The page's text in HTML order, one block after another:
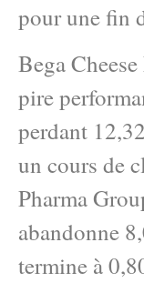
pour une fin
Bega
pire
perdant
un cours de
Pharma
abandonne
termine à